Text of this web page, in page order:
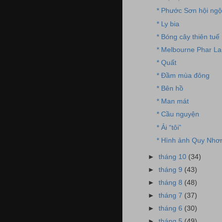
* Phước Sơn hội ngộ
* Ly bia
* Bóng cây thiên tuế
* Melbourne Phar
* Quất
* Đầm mùa đông
* Bên hồ
* Man mát
* Cầu nguyện
* Ải “tôi”
* Hình ảnh Quy
►tháng 10 (34)
►tháng 9 (43)
►tháng 8 (48)
►tháng 7 (37)
►tháng 6 (30)